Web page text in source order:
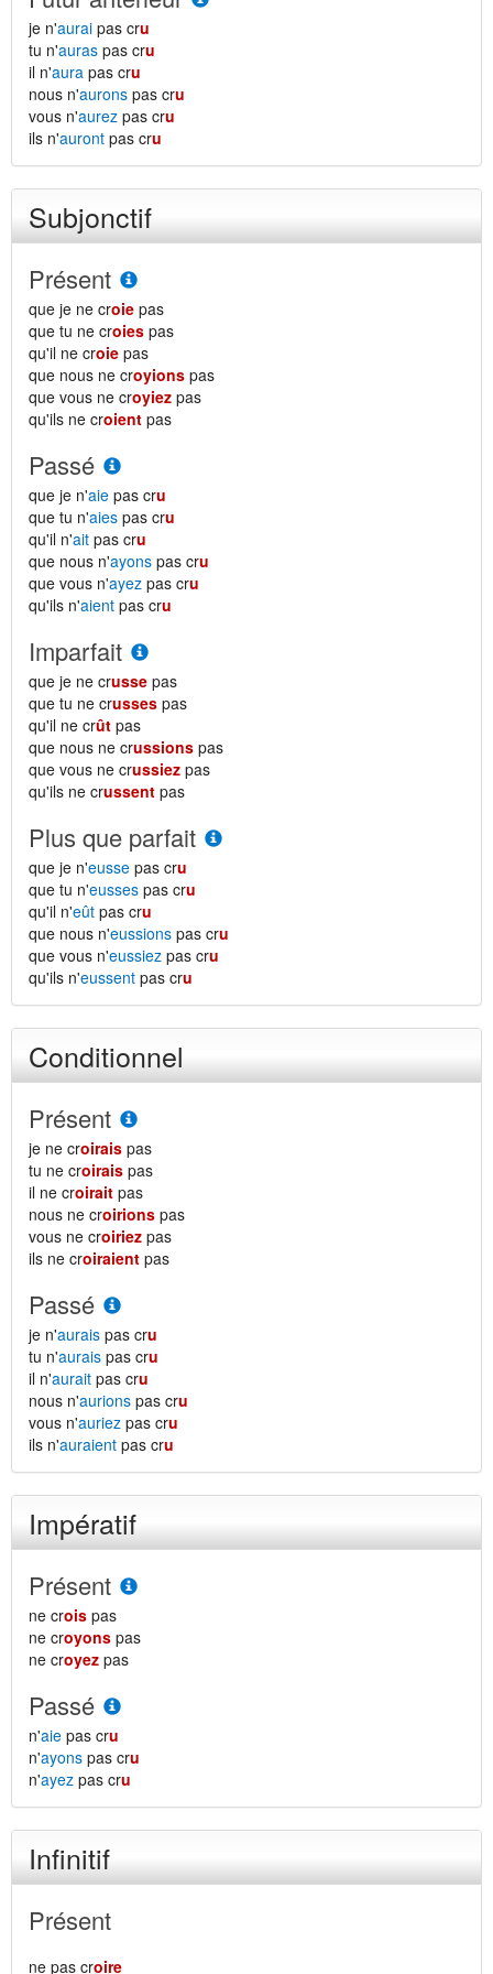
je n'aurai pas cru
tu n'auras pas cru
il n'aura pas cru
nous n'aurons pas cru
vous n'aurez pas cru
ils n'auront pas cru
Subjonctif
Présent
que je ne croie pas
que tu ne croies pas
qu'il ne croie pas
que nous ne croyions pas
que vous ne croyiez pas
qu'ils ne croient pas
Passé
que je n'aie pas cru
que tu n'aies pas cru
qu'il n'ait pas cru
que nous n'ayons pas cru
que vous n'ayez pas cru
qu'ils n'aient pas cru
Imparfait
que je ne crusse pas
que tu ne crusses pas
qu'il ne crût pas
que nous ne crussions pas
que vous ne crussiez pas
qu'ils ne crussent pas
Plus que parfait
que je n'eusse pas cru
que tu n'eusses pas cru
qu'il n'eût pas cru
que nous n'eussions pas cru
que vous n'eussiez pas cru
qu'ils n'eussent pas cru
Conditionnel
Présent
je ne croirais pas
tu ne croirais pas
il ne croirait pas
nous ne croirions pas
vous ne croiriez pas
ils ne croiraient pas
Passé
je n'aurais pas cru
tu n'aurais pas cru
il n'aurait pas cru
nous n'aurions pas cru
vous n'auriez pas cru
ils n'auraient pas cru
Impératif
Présent
ne crois pas
ne croyons pas
ne croyez pas
Passé
n'aie pas cru
n'ayons pas cru
n'ayez pas cru
Infinitif
Présent
ne pas croire